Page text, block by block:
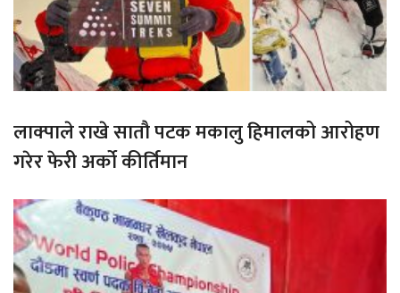
लाक्पाले राखे सातौ पटक मकालु हिमालको आरोहण
गरेर फेरी अर्को कीर्तिमान